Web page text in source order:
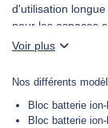
d'utilisation
pour les espaces
Voir plus
Nos différents
Bloc batterie
Bloc batterie